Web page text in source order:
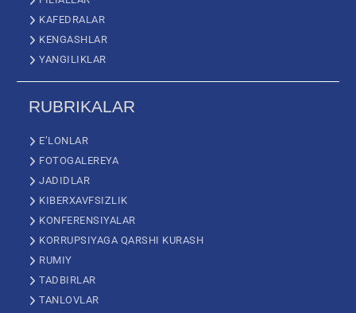
KAFEDRALAR
KENGASHLAR
YANGILIKLAR
RUBRIKALAR
E’LONLAR
FOTOGALEREYA
JADIDLAR
KIBERXAVFSIZLIK
KONFERENSIYALAR
KORRUPSIYAGA QARSHI KURASH
RUMIY
TADBIRLAR
TANLOVLAR